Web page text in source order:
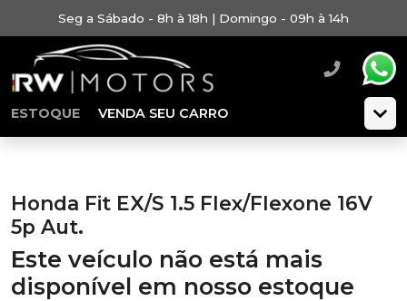
Seg a Sábado - 8h à 18h | Domingo - 09h à 14h
ESTOQUE VENDA SEU CARRO
Honda Fit EX/S 1.5 Flex/Flexone 16V
5p Aut.
Este veículo não está mais
disponível em nosso estoque